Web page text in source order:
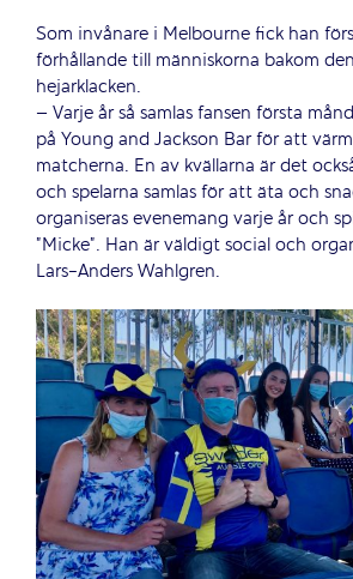
Som invånare i Melbourne fick han
förhållande till människorna bakom
hejarklacken.
– Varje år så samlas fansen första
på Young and Jackson Bar för att
matcherna. En av kvällarna är det
och spelarna samlas för att äta och
organiseras evenemang varje år och
”Micke”. Han är väldigt social och
Lars-Anders Wahlgren.